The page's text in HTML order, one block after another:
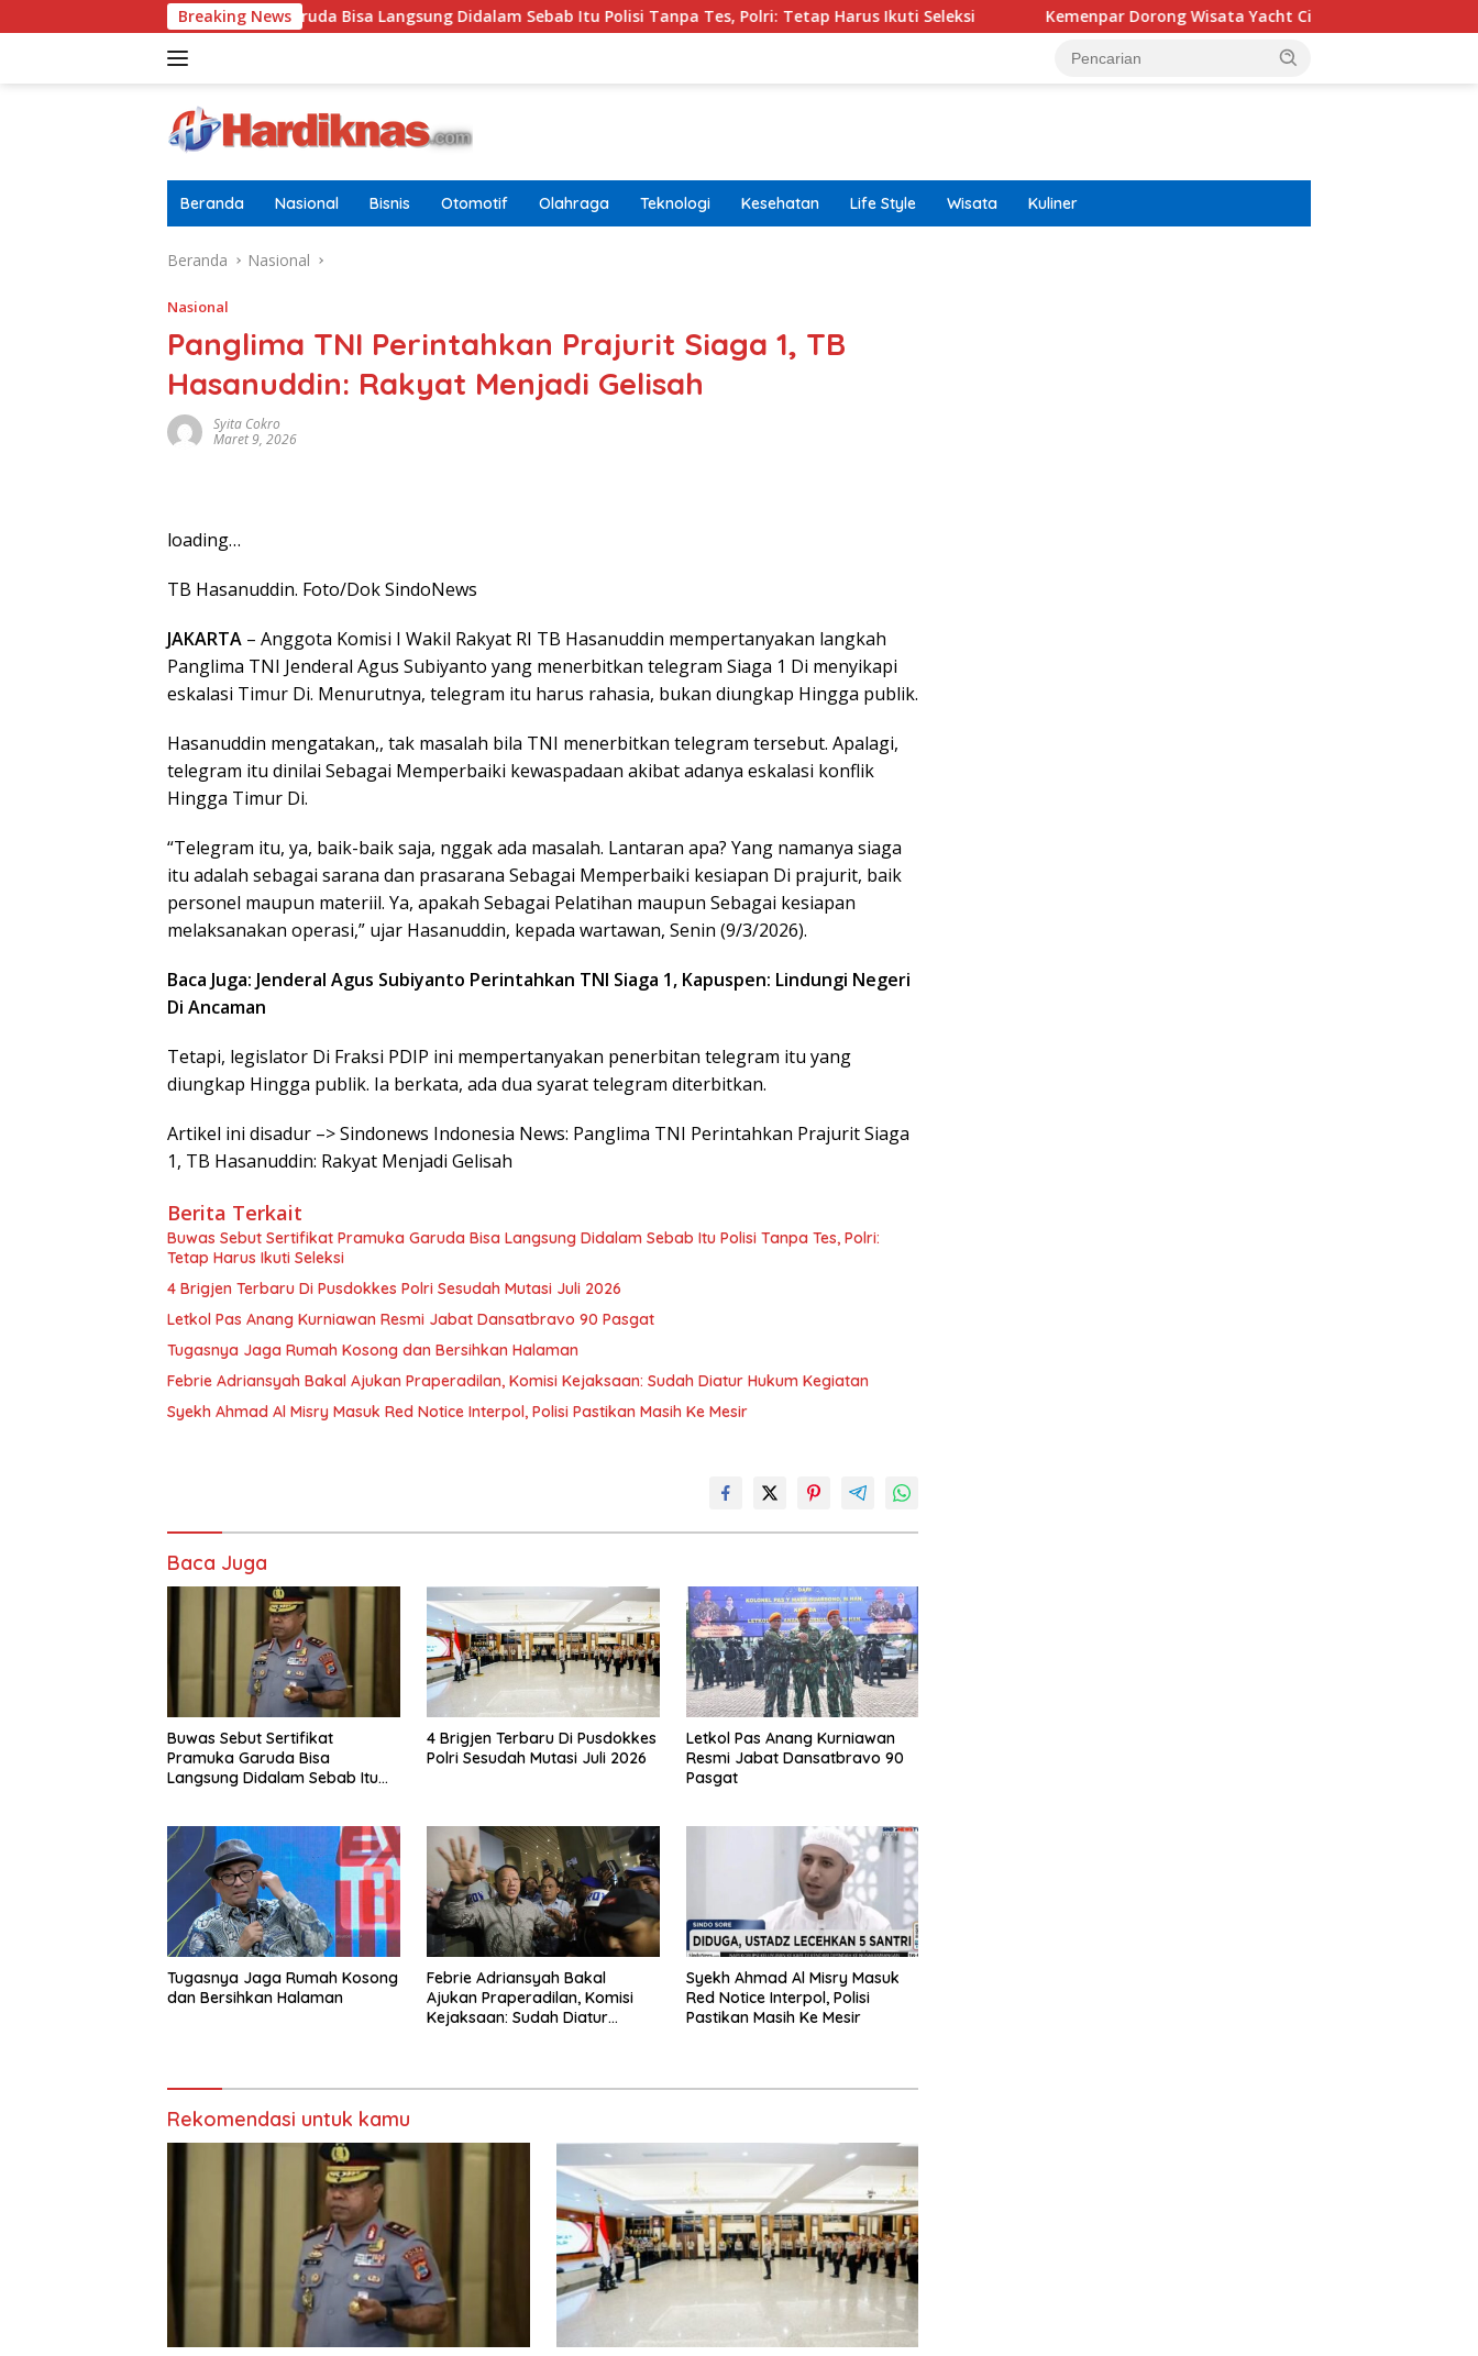
ke
Breaking News
Pramuka Garuda Bisa Langsung Didalam Sebab Itu Polisi Tanpa Tes, Polri: Tetap Harus Ikuti Seleksi Kemenpar Dorong Wisata Yacht Ciptakan Efek Berganda Untuk
Beranda Nasional Bisnis Otomotif Olahraga Teknologi Kesehatan Life Style Wisata Kuliner
Beranda Nasional
Nasional
Panglima TNI Perintahkan Prajurit Siaga 1, TB
Hasanuddin: Rakyat Menjadi Gelisah
Syita Cokro
Maret 9, 2026
loading…
TB Hasanuddin. Foto/Dok SindoNews
JAKARTA – Anggota Komisi I Wakil Rakyat RI TB Hasanuddin mempertanyakan langkah
Panglima TNI Jenderal Agus Subiyanto yang menerbitkan telegram Siaga 1 Di menyikapi
eskalasi Timur Di. Menurutnya, telegram itu harus rahasia, bukan diungkap Hingga publik.
Hasanuddin mengatakan,, tak masalah bila TNI menerbitkan telegram tersebut. Apalagi,
telegram itu dinilai Sebagai Memperbaiki kewaspadaan akibat adanya eskalasi konflik
Hingga Timur Di.
“Telegram itu, ya, baik-baik saja, nggak ada masalah. Lantaran apa? Yang namanya siaga
itu adalah sebagai sarana dan prasarana Sebagai Memperbaiki kesiapan Di prajurit, baik
personel maupun materiil. Ya, apakah Sebagai Pelatihan maupun Sebagai kesiapan
melaksanakan operasi,” ujar Hasanuddin, kepada wartawan, Senin (9/3/2026).
Baca Juga: Jenderal Agus Subiyanto Perintahkan TNI Siaga 1, Kapuspen: Lindungi Negeri
Di Ancaman
Tetapi, legislator Di Fraksi PDIP ini mempertanyakan penerbitan telegram itu yang
diungkap Hingga publik. Ia berkata, ada dua syarat telegram diterbitkan.
Artikel ini disadur –> Sindonews Indonesia News: Panglima TNI Perintahkan Prajurit Siaga
1, TB Hasanuddin: Rakyat Menjadi Gelisah
Berita Terkait
Buwas Sebut Sertifikat Pramuka Garuda Bisa Langsung Didalam Sebab Itu Polisi Tanpa Tes, Polri:
Tetap Harus Ikuti Seleksi
4 Brigjen Terbaru Di Pusdokkes Polri Sesudah Mutasi Juli 2026
Letkol Pas Anang Kurniawan Resmi Jabat Dansatbravo 90 Pasgat
Tugasnya Jaga Rumah Kosong dan Bersihkan Halaman
Febrie Adriansyah Bakal Ajukan Praperadilan, Komisi Kejaksaan: Sudah Diatur Hukum Kegiatan
Syekh Ahmad Al Misry Masuk Red Notice Interpol, Polisi Pastikan Masih Ke Mesir
Baca Juga
Buwas Sebut Sertifikat
Pramuka Garuda Bisa
Langsung Didalam Sebab Itu
4 Brigjen Terbaru Di Pusdokkes
Polri Sesudah Mutasi Juli 2026
Letkol Pas Anang Kurniawan
Resmi Jabat Dansatbravo 90
Pasgat
Tugasnya Jaga Rumah Kosong
dan Bersihkan Halaman
Febrie Adriansyah Bakal
Ajukan Praperadilan, Komisi
Kejaksaan: Sudah Diatur
Syekh Ahmad Al Misry Masuk
Red Notice Interpol, Polisi
Pastikan Masih Ke Mesir
Rekomendasi untuk kamu